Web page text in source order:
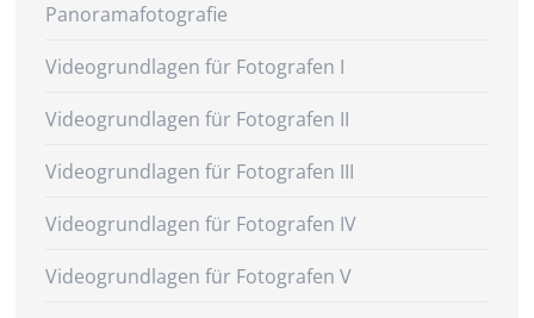
Panoramafotografie
Videogrundlagen für Fotografen I
Videogrundlagen für Fotografen II
Videogrundlagen für Fotografen III
Videogrundlagen für Fotografen IV
Videogrundlagen für Fotografen V